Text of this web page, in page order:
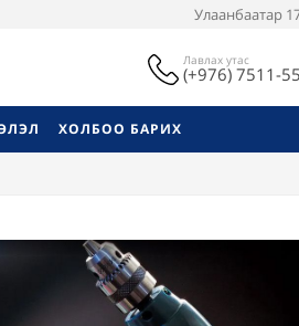
Улаанбаатар
Лавлах утас
(+976) 7511-
ХОЛБОО БАРИХ